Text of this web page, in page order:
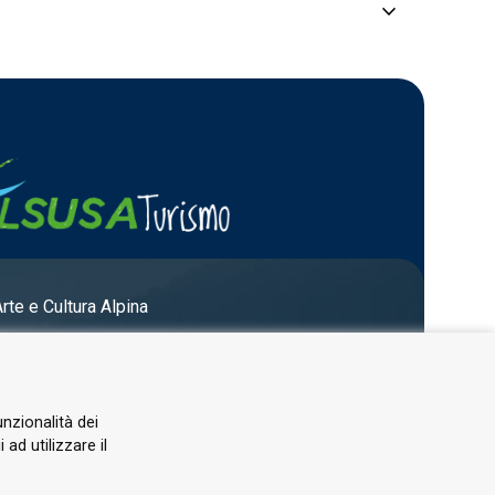
keyboard_arrow_down
e Cultura Alpina
dei
ad utilizzare il